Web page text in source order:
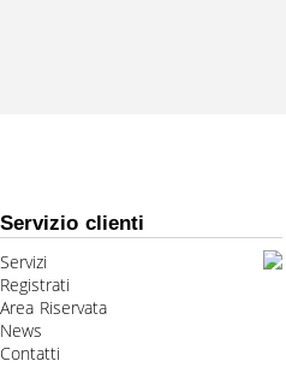
Servizio clienti
Servizi
Registrati
Area Riservata
News
Contatti